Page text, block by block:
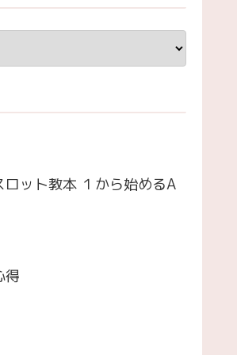
ロット教本 １から始めるA
得